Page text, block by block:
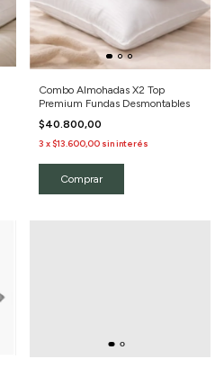
Combo Almohadas X2 Top
Premium Fundas Desmontables
$40.800,00
3 x$13.600,00 sin interés